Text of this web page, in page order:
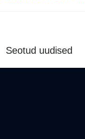
Seotud uudised